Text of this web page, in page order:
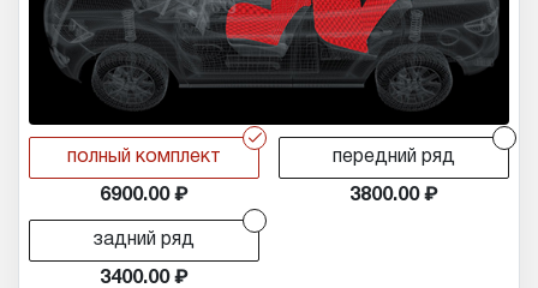
r
полный комплект
6900.00
передний ряд
3800.00
задний ряд
3400.00